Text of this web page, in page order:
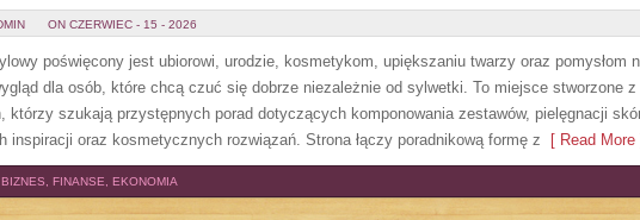
ON CZERWIEC - 15 - 2026
poświęcony jest ubiorowi, urodzie, kosmetykom, upiększaniu twarzy oraz pomysłom
dla osób, które chcą czuć się dobrze niezależnie od sylwetki. To miejsce stworzone
którzy szukają przystępnych porad dotyczących komponowania zestawów, pielęgnacji
inspiracji oraz kosmetycznych rozwiązań. Strona łączy poradnikową formę z [ Read More
BIZNES, FINANSE, EKONOMIA